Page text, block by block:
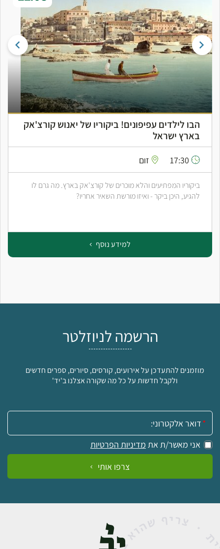
הבו לילדים עפיפונים! ביקוריו של יאנוש קורצ'אק
בארץ ישראל
זום
ביקוריו המפתיעים והלא מוכרים של קורצ'אק בארץ. מה גרם לו
להגיע, היכן ביקר - ואיזו מורשת השאיר אחריו?
למידע נוסף
הרשמה לניוזלטר
מוזמנים להתעדכן על אירועים, קורסים, סיורים, ספרים חדשים
ולקבל חדשות על כל מה שקורה אצלנו ב'יד'
אימייל:
אני מאשר/ת את מדיניות הפרטיות
צרפו אותי